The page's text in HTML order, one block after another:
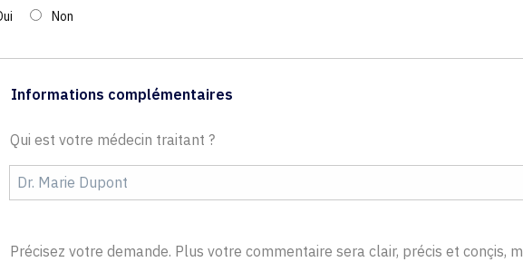
Non
Informations complémentaires
Qui est votre médecin traitant ?
Précisez votre demande. Plus votre commentaire sera clair, précis et conçis,